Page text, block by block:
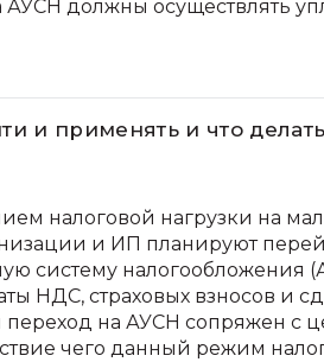
АУСН должны осуществлять
и применять и что
налоговой нагрузки на
и ИП планируют
систему налогообложения
НДС, страховых взносов и
переход на АУСН сопряжен с
чего данный режим